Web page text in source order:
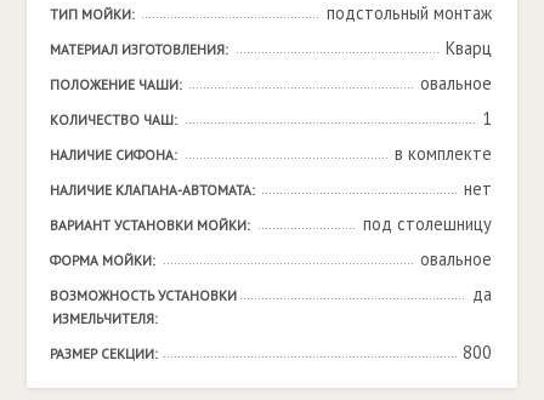
ТИП МОЙКИ: подстольный монтаж
МАТЕРИАЛ ИЗГОТОВЛЕНИЯ: Кварц
ПОЛОЖЕНИЕ ЧАШИ: овальное
КОЛИЧЕСТВО ЧАШ: 1
НАЛИЧИЕ СИФОНА: в комплекте
НАЛИЧИЕ КЛАПАНА-АВТОМАТА: нет
ВАРИАНТ УСТАНОВКИ МОЙКИ: под столешницу
ФОРМА МОЙКИ: овальное
ВОЗМОЖНОСТЬ УСТАНОВКИ
ИЗМЕЛЬЧИТЕЛЯ:
да
РАЗМЕР СЕКЦИИ: 800